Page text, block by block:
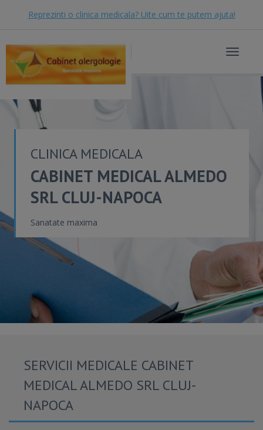
Reprezinti o clinica medicala? Uite cum te putem ajuta!
Toggle
CLINICA MEDICALA
CABINET MEDICAL ALMEDO
SRL CLUJ-NAPOCA
Sanatate maxima
SERVICII MEDICALE CABINET
MEDICAL ALMEDO SRL CLUJ-
NAPOCA